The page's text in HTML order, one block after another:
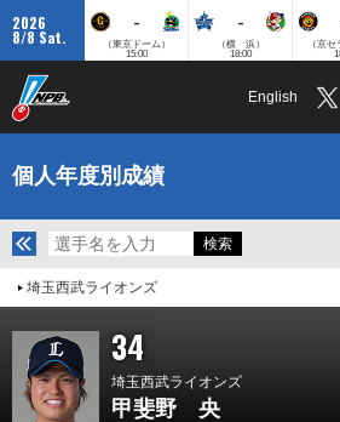
2026
8/8 Sat.
-
（東京ドーム）
15:00
-
（横 浜）
18:00
（京セ
English
個人年度別成績
埼玉西武ライオンズ
34
埼玉西武ライオンズ
甲斐野 央